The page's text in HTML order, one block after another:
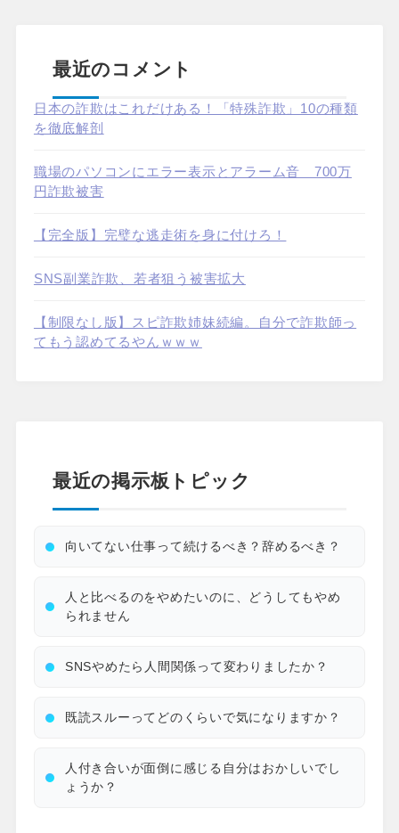
最近のコメント
日本の詐欺はこれだけある！「特殊詐欺」10の種類
を徹底解剖
職場のパソコンにエラー表示とアラーム音 700万
円詐欺被害
【完全版】完璧な逃走術を身に付けろ！
SNS副業詐欺、若者狙う被害拡大
【制限なし版】スピ詐欺姉妹続編。自分で詐欺師っ
てもう認めてるやんｗｗｗ
最近の掲示板トピック
向いてない仕事って続けるべき？辞めるべき？
人と比べるのをやめたいのに、どうしてもやめ
られません
SNSやめたら人間関係って変わりましたか？
既読スルーってどのくらいで気になりますか？
人付き合いが面倒に感じる自分はおかしいでし
ょうか？